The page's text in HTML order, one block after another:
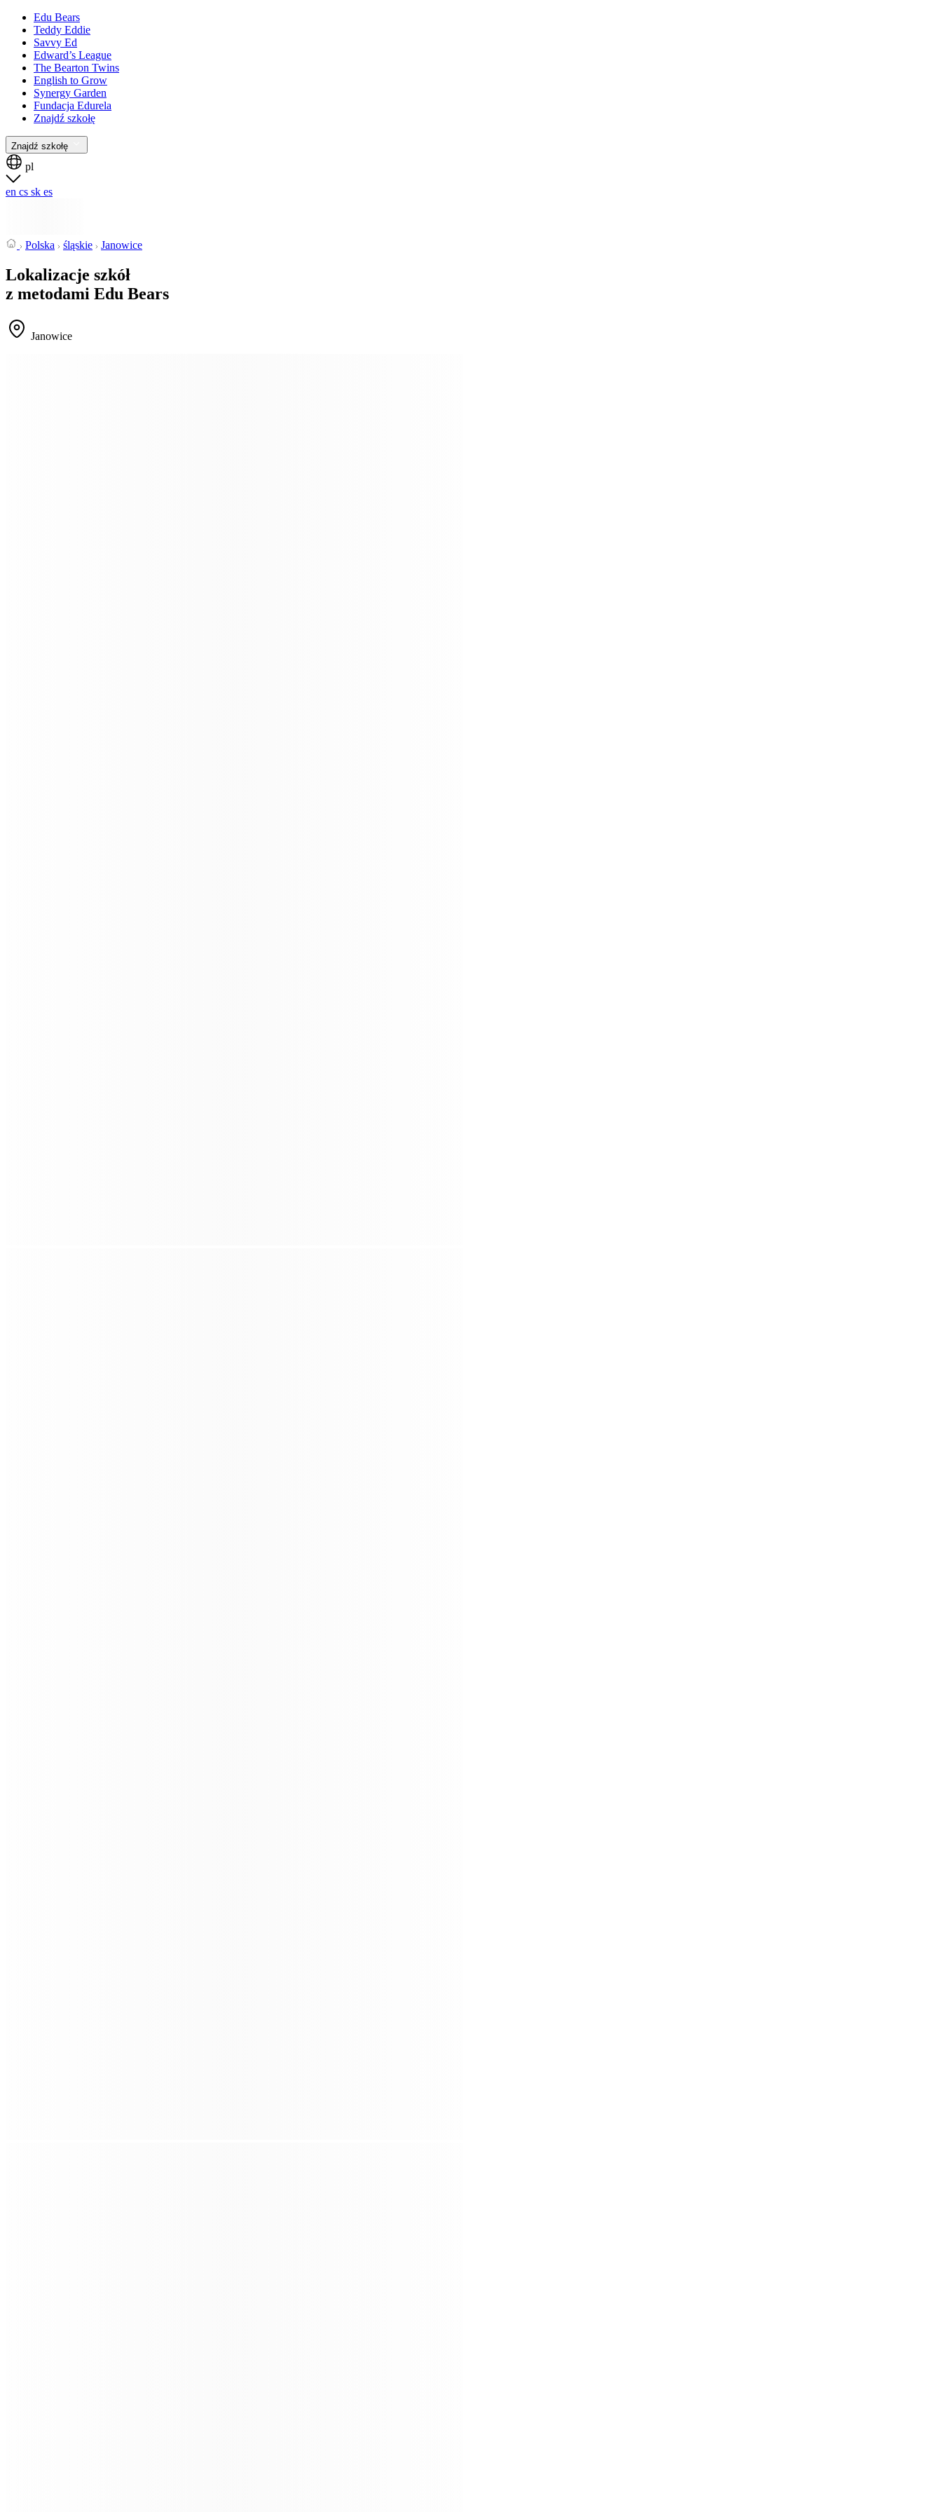
Edu Bears
Teddy Eddie
Savvy Ed
Edward’s League
The Bearton Twins
English to Grow
Synergy Garden
Fundacja Edurela
Znajdź szkołę
Znajdź szkołę
pl
en cs sk es
Polska śląskie Janowice
Lokalizacje szkół
z metodami Edu Bears
Janowice